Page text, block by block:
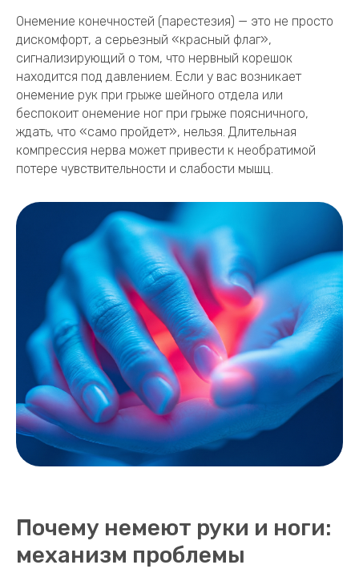
Онемение конечностей (парестезия) — это не просто
дискомфорт, а серьезный «красный флаг»,
сигнализирующий о том, что нервный корешок
находится под давлением. Если у вас возникает
онемение рук при грыже шейного отдела или
беспокоит онемение ног при грыже поясничного,
ждать, что «само пройдет», нельзя. Длительная
компрессия нерва может привести к необратимой
потере чувствительности и слабости мышц.
Почему немеют руки и ноги:
механизм проблемы